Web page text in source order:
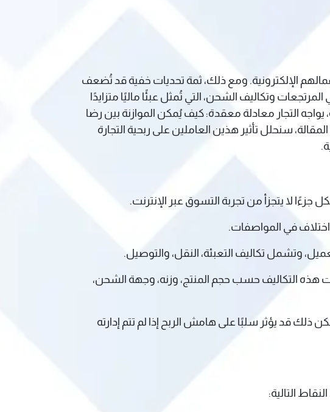
الإلكترونية. ومع ذلك، ثمة تحديات خفية قد تُضعف
وتكاليف الشحن، التي تُمثل عبئًا ماليًا متزايدًا
التجار معادلة معقدة: كيف يُمكن الموازنة بين رضا
سنحلل تأثير هذين العاملين على ربحية التجارة
لا يتجزأ من تجربة التسوق عبر الإنترنت.
اختلاف في المواصفات.
وتشمل تكاليف التعبئة، النقل، والتوصيل.
هذه التكاليف حسب حجم المنتج، وزنه، وجهة الشحن،
ذلك قد يؤثر سلبًا على هامش الربح إذا لم تتم إدارته
التالية: